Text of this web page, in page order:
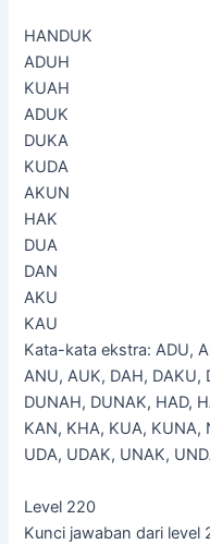
HANDUK
ADUH
KUAH
ADUK
DUKA
KUDA
AKUN
HAK
DUA
DAN
AKU
KAU
Kata-kata ekstra: ADU,
ANU, AUK, DAH, DAKU,
DUNAH, DUNAK, HAD,
KAN, KHA, KUA, KUNA,
UDA, UDAK, UNAK,
Level 220
Kunci jawaban dari level